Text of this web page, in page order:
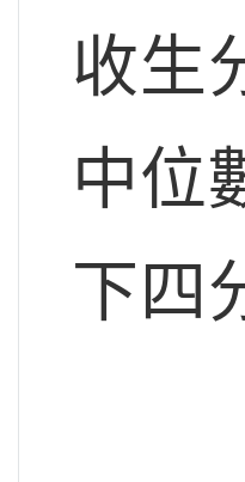
收生
中位
下四